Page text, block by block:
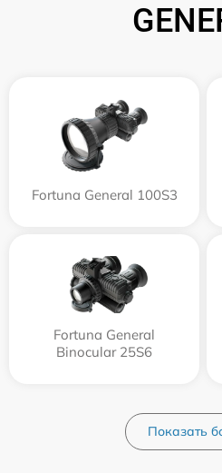
Fortuna General 100S3
Fortuna General
Binocular 25S6
Показать